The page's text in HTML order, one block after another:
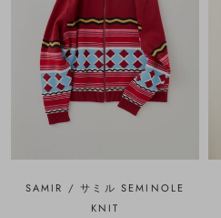
SAMIR / サミル SEMINOLE
KNIT